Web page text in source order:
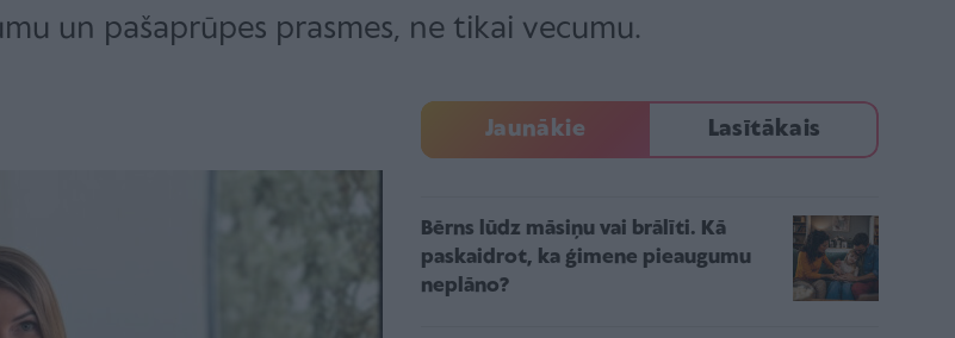
un pašaprūpes prasmes, ne tikai vecumu.
Jaunākie Lasītākais
Bērns lūdz māsiņu vai brālīti. Kā
paskaidrot, ka ģimene pieaugumu
neplāno?